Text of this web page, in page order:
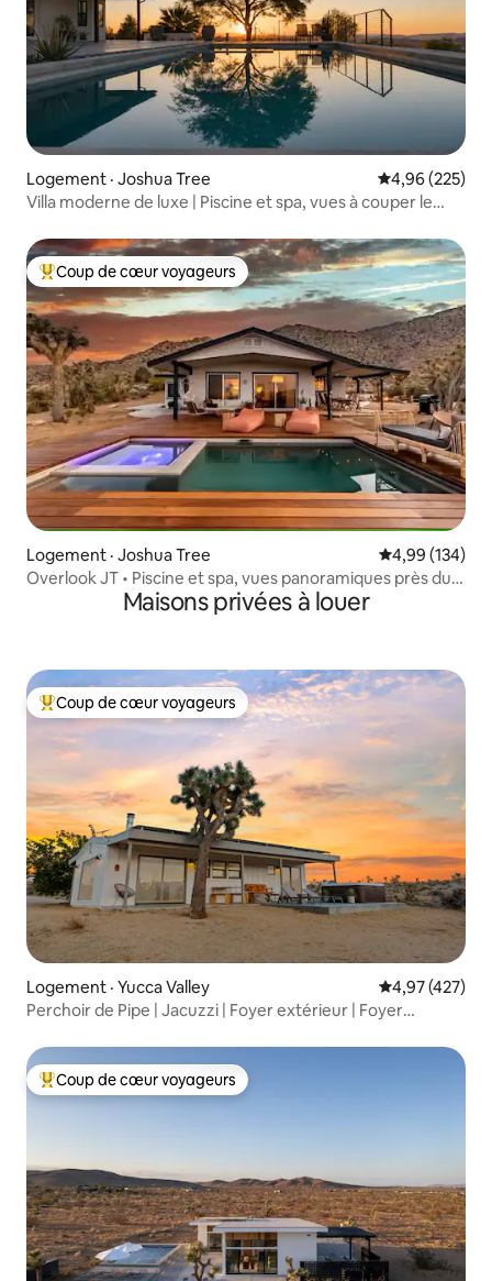
Logement · Joshua Tree Note
4,96 (225)
Villa moderne de luxe | Piscine et spa, vues à couper le
Coup de cœur voyageurs parmi les plus aimés
Coup de cœur voyageurs
Logement · Joshua Tree Note
4,99 (134)
Overlook JT • Piscine et spa, vues panoramiques près du
Maisons privées à louer
Coup de cœur voyageurs parmi les plus aimés
Coup de cœur voyageurs
Logement · Yucca Valley Note
4,97 (427)
Perchoir de Pipe | Jacuzzi | Foyer extérieur | Foyer
Coup de cœur voyageurs parmi les plus aimés
Coup de cœur voyageurs